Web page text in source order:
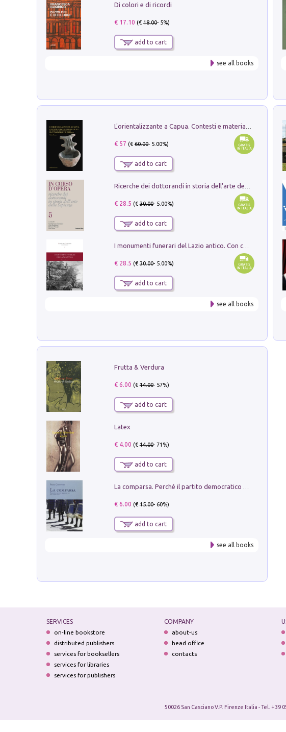
Di colori e di ricordi
€ 17.10 (€18.00- 5%)
add to cart
see all books
€ 57 (€60.00- 5.00%)
add to cart
€ 28.5 (€30.00- 5.00%)
add to cart
I monumenti funerari del Lazio antico. Con cartella con tavole
€ 28.5 (€30.00- 5.00%)
add to cart
see all books
Frutta & Verdura
€ 6.00 (€14.00- 57%)
add to cart
Latex
€ 4.00 (€14.00- 71%)
add to cart
€ 6.00 (€15.00- 60%)
add to cart
see all books
SERVICES
on-line bookstore
distributed publishers
services for booksellers
services for libraries
services for publishers
COMPANY
about-us
head office
contacts
50026 San Casciano V.P. Firenze Italia - Tel. +39